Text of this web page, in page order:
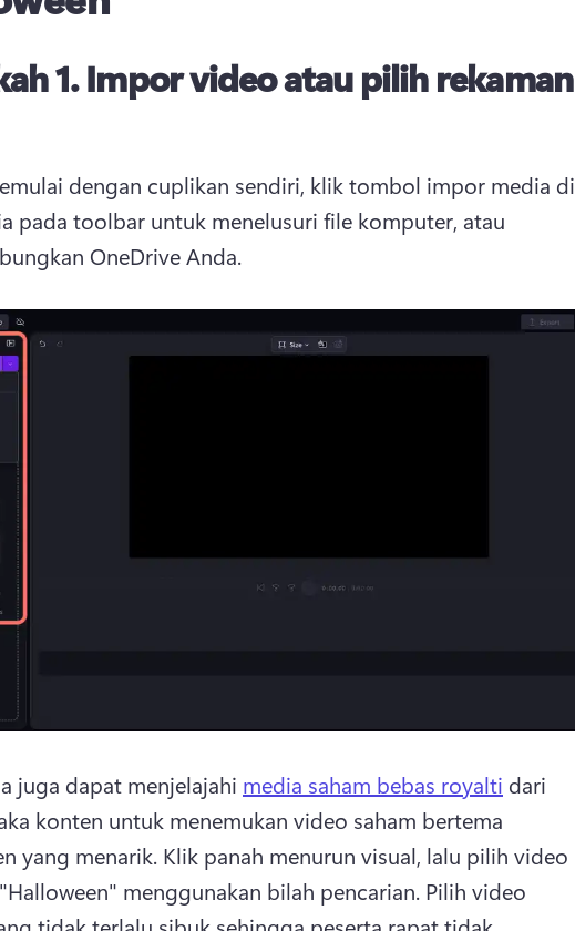
1.Impor video atau pilih rekaman
dengan cuplikan sendiri, klik tombol impor media di
pada toolbar untuk menelusuri file komputer, atau
OneDrive Anda.
juga dapat menjelajahi media saham bebas royalti dari
konten untuk menemukan video saham bertema
yang menarik. Klik panah menurun visual, lalu pilih video
menggunakan bilah pencarian. Pilih video